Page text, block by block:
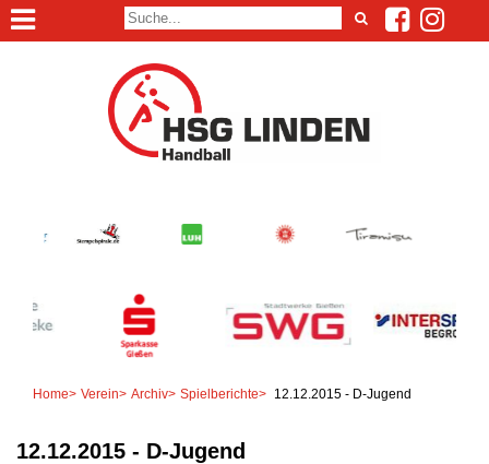
Home> Verein> Archiv> Spielberichte> 12.12.2015 - D-Jugend
12.12.2015 - D-Jugend